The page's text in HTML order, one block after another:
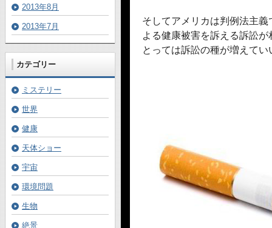
そしてアメリカは判例法主
よる健康被害を訴える訴訟
とっては訴訟の種が増えてい
2013年8月
2013年7月
カテゴリー
ミステリー
世界
健康
天体ショー
宇宙
環境問題
生物
絶景